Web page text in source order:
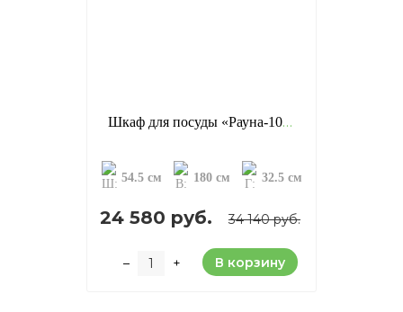
Шкаф для посуды «Рауна-10», цвет: колониал (сосна)
54.5 см 180 см 32.5 см
24 580 руб. 34 140 руб.
– + В корзину